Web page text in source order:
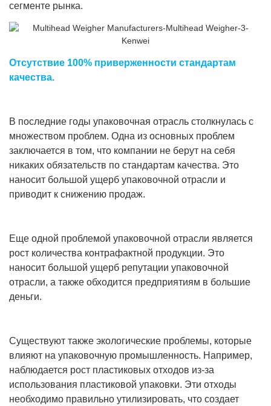
сегменте рынка.
Отсутствие 100% приверженности стандартам
качества.
В последние годы упаковочная отрасль столкнулась с
множеством проблем. Одна из основных проблем
заключается в том, что компании не берут на себя
никаких обязательств по стандартам качества. Это
наносит большой ущерб упаковочной отрасли и
приводит к снижению продаж.
Еще одной проблемой упаковочной отрасли является
рост количества контрафактной продукции. Это
наносит большой ущерб репутации упаковочной
отрасли, а также обходится предприятиям в большие
деньги.
Существуют также экологические проблемы, которые
влияют на упаковочную промышленность. Например,
наблюдается рост пластиковых отходов из-за
использования пластиковой упаковки. Эти отходы
необходимо правильно утилизировать, что создает